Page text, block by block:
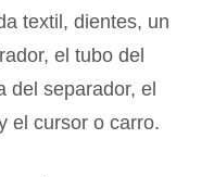
textil, dientes, un
el tubo del
del separador, el
el cursor o carro.